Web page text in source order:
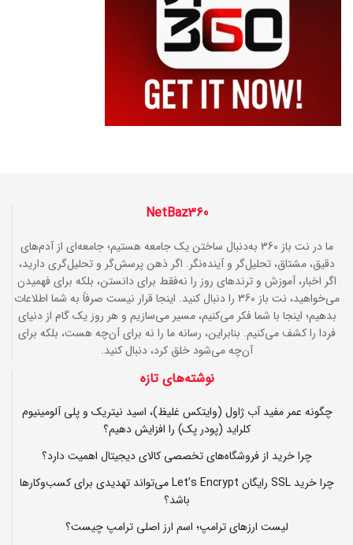
NetBaz360
ما در نت باز 360 به‌دنبال ساختن یک جامعه هستیم؛ جامعه‌ای از آدم‌های
دقیق، مشتاق، تحلیل‌گر و آینده‌نگر. اگر ذهن پرسش‌گر و تحلیل‌گری دارید،
اگر اخبار، آموزش و ترندهای روز را نه‌فقط برای دانستن، بلکه برای فهمیدن
می‌خواهید، نت باز 360 را دنبال کنید. اینجا قرار نیست صرفاً به شما اطلاعات
بدهیم؛ اینجا با شما فکر می‌کنیم، مسیر می‌سازیم و هر روز یک گام از دنیای
فردا را کشف می‌کنیم. بنابراین، رسانه ما را نه برای آن‌چه هست، بلکه برای
آن‌چه می‌شود خلق کرد، دنبال کنید.
نوشته‌های تازه
چگونه عمر مفید آب ژاول (وایتکس غلیظ)، اسید نیتریک و پلی آلومینیوم
کلراید (پودر پک) را افزایش دهیم؟
چرا خرید از فروشگاه‌های تخصصی کالای دیجیتال اهمیت دارد؟
چرا خرید SSL رایگان Let’s Encrypt می‌تواند تهدیدی برای کسب‌وکارها
باشد؟
لیست ارزهای ترامپ؛ اسم ارز اصلی ترامپ چیست؟